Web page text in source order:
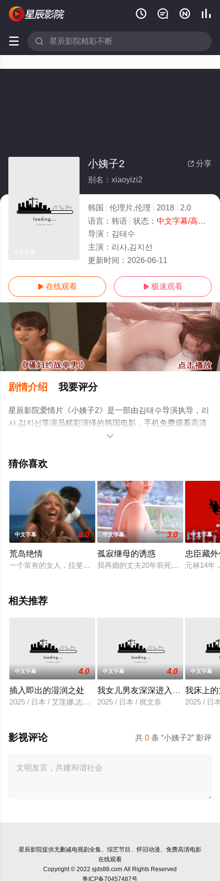
   
 
 分享
小姨子2
别名：xiaoyizi2
韩国 伦理片,伦理 2018
2.0
语言： 韩语 状态： 中文字幕/高清
导演： 김태수
主演： 리사,김지선
更新时间： 2026-06-11
 在线观看  极速观看
剧情介绍 我要评分
星辰影院爱情片《小姨子2》是一部由김태수导演执导，리
사,김지선等演员精彩演绎的韩国电影，手机免费观看高清
未删减完整版电影大全就上星辰影视，更多相关信息可移

猜你喜欢
中文字幕 8.0
荒岛绝情
一个富有的女人，拉斐拉，和一些朋友在夏天租了一艘游艇去
中文字幕 3.0
孤寂继母的诱惑
我再婚的丈夫20年前死于车祸，我独
中文字幕
忠臣藏
元禄14年
相关推荐
中文字幕 4.0
插入即出的湿润之处
2025 / 日本 / 艾莲娜,志美健
中文字幕 4.0
我女儿男友深深进入我的身体
2025 / 日本 / 梶文奈
中文字幕
我床上
2025 / 日
共0 条 “小姨子2” 影评
影视评论
星辰影院提供无删减电视剧全集、综艺节目、怀旧动漫、免费高清电影
在线观看
Copyright © 2022 sjds88.com All Rights Reserved
鲁ICP备70457487号